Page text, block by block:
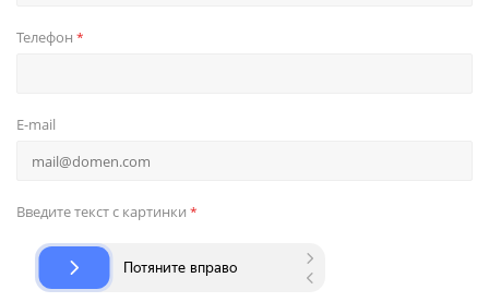
Телефон *
E-mail
Введите текст с картинки *